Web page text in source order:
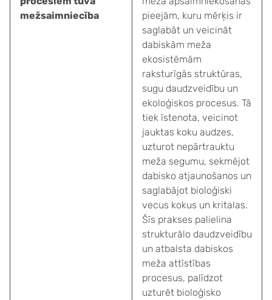
mežsaimniecība
pieejām, kuru mērķis ir
saglabāt un veicināt
dabiskām meža
ekosistēmām
raksturīgās struktūras,
sugu daudzveidību un
ekoloģiskos procesus. Tā
tiek īstenota, veicinot
jauktas koku audzes,
uzturot nepārtrauktu
meža segumu, sekmējot
dabisko atjaunošanos un
saglabājot bioloģiski
vecus kokus un kritalas.
Šīs prakses palielina
strukturālo daudzveidību
un atbalsta dabiskos
meža attīstības
procesus, palīdzot
uzturēt bioloģisko